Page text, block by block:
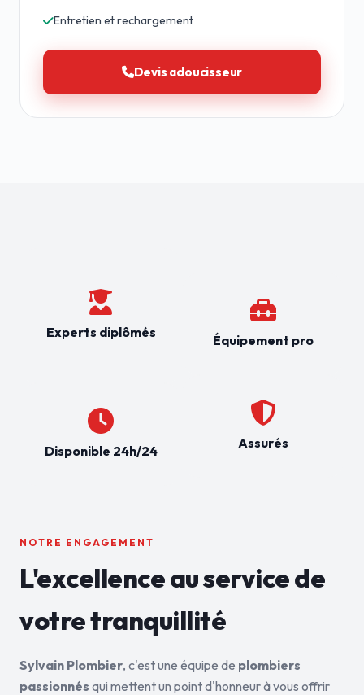
Entretien et rechargement
Devis adoucisseur
Experts diplômés
Disponible 24h/24
Équipement pro
Assurés
NOTRE ENGAGEMENT
L'excellence au service de
votre tranquillité
Sylvain Plombier, c'est une équipe de plombiers
passionnés qui mettent un point d'honneur à vous offrir